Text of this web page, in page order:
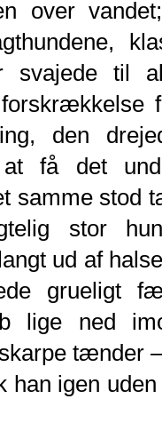
over
svajede til
den
få det
samme stod
stor
ud af
grueligt
lige ned
tænder
han igen uden